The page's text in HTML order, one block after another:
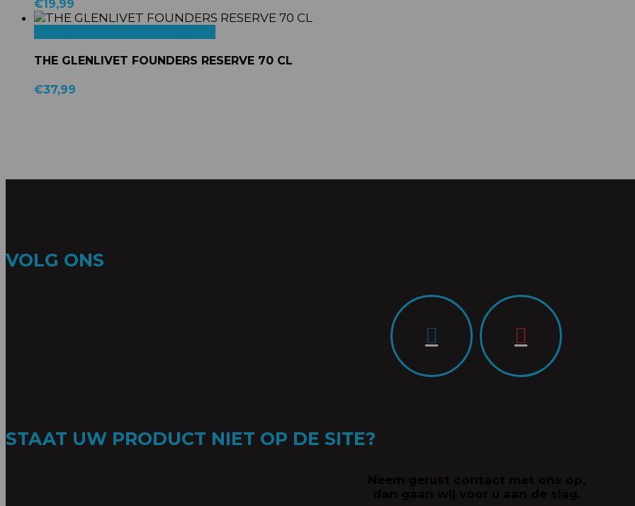
€19,99
THE GLENLIVET FOUNDERS RESERVE 70 CL
€37,99
VOLG ONS
STAAT UW PRODUCT NIET OP DE SITE?